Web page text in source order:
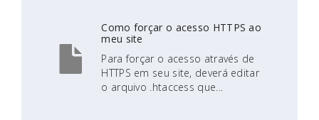
Como forçar o acesso HTTPS ao
meu site
Para forçar o acesso através de
HTTPS em seu site, deverá editar
o arquivo .htaccess que...